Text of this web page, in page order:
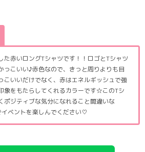
た赤いロングTシャツです！！ロゴとTシャツ
っこいい♪赤色なので、きっと周りよりも目
こいいだけでなく、赤はエネルギッシュで強
象をもたらしてくれるカラーです☆このTシ
ポジティブな気分になれること間違いな
ベントを楽しんでください♡